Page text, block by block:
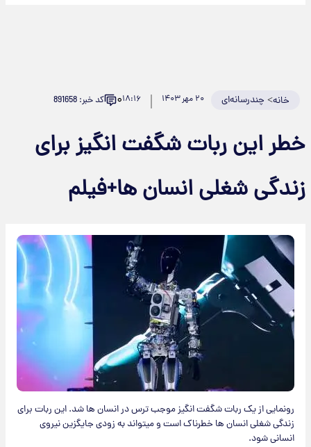
خانه> چندرسانه‌ای ۲۰ مهر ۱۴۰۳ ۱۸:۱۶۰ کد خبر: 891658
خطر این ربات شگفت انگیز برای
زندگی شغلی انسان ها+فیلم
رونمایی از یک ربات شگفت انگیز موجب ترس در انسان ها شد. این ربات برای
زندگی شغلی انسان ها خطرناک است و میتواند به زودی جایگزین نیروی
انسانی شود.